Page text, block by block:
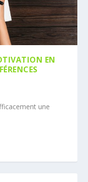
EN
une